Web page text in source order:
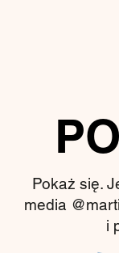
Pokaż się.
media
i